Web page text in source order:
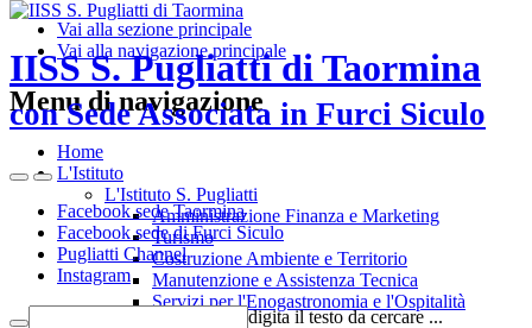
Vai alla sezione principale
Vai alla navigazione principale
IISS S. Pugliatti di Taormina
con Sede Associata in Furci Siculo
Facebook sede Taormina
Facebook sede di Furci Siculo
Pugliatti Channel
Instagram
digita il testo da cercare ...
Menu di navigazione
Home
L'Istituto
L'Istituto S. Pugliatti
Amministrazione Finanza e Marketing
Turismo
Costruzione Ambiente e Territorio
Manutenzione e Assistenza Tecnica
Servizi per l'Enogastronomia e l'Ospitalità